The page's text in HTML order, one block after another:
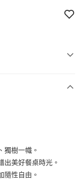
獨樹一幟。
出美好餐桌時光。
隨性自由。